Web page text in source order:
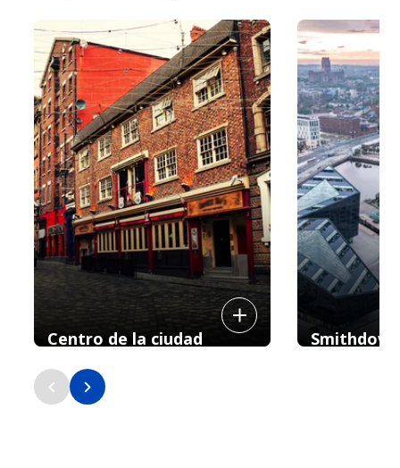
Centro de la ciudad